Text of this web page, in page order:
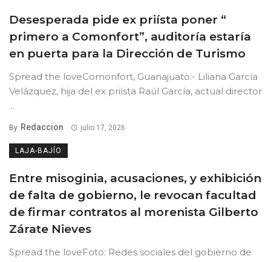
Desesperada pide ex priísta poner “
primero a Comonfort”, auditoría estaría
en puerta para la Dirección de Turismo
Spread the loveComonfort, Guanajuato.- Liliana García
Velázquez, hija del ex priísta Raúl García, actual director
...
By Redaccion julio 17, 2026
LAJA-BAJÍO
Entre misoginia, acusaciones, y exhibición
de falta de gobierno, le revocan facultad
de firmar contratos al morenista Gilberto
Zárate Nieves
Spread the loveFoto: Redes sociales del gobierno de